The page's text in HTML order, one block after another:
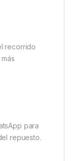
recorrido
para
repuesto.